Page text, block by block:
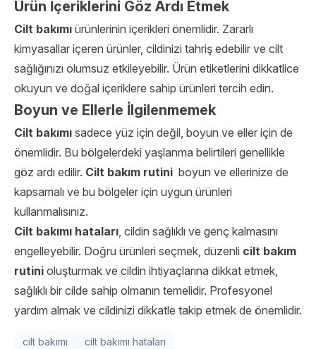
Ürün İçeriklerini Göz Ardı Etmek
Cilt bakımı ürünlerinin içerikleri önemlidir. Zararlı
kimyasallar içeren ürünler, cildinizi tahriş edebilir ve cilt
sağlığınızı olumsuz etkileyebilir. Ürün etiketlerini dikkatlice
okuyun ve doğal içeriklere sahip ürünleri tercih edin.
Boyun ve Ellerle İlgilenmemek
Cilt bakımı sadece yüz için değil, boyun ve eller için de
önemlidir. Bu bölgelerdeki yaşlanma belirtileri genellikle
göz ardı edilir. Cilt bakım rutini boyun ve ellerinize de
kapsamalı ve bu bölgeler için uygun ürünleri
kullanmalısınız.
Cilt bakımı hataları, cildin sağlıklı ve genç kalmasını
engelleyebilir. Doğru ürünleri seçmek, düzenli cilt bakım
rutini oluşturmak ve cildin ihtiyaçlarına dikkat etmek,
sağlıklı bir cilde sahip olmanın temelidir. Profesyonel
yardım almak ve cildinizi dikkatle takip etmek de önemlidir.
cilt bakımı cilt bakımı hataları